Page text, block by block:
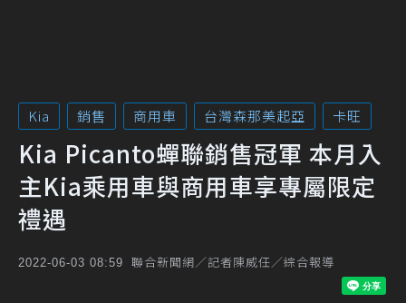
Kia 銷售 商用車 台灣森那美起亞 卡旺
Kia Picanto蟬聯銷售冠軍 本月入
主Kia乘用車與商用車享專屬限定
禮遇
2022-06-03 08:59 聯合新聞網／記者陳威任／綜合報導